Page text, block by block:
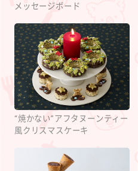
メッセージボード
“焼かない”アフタヌーンティー
風クリスマスケーキ